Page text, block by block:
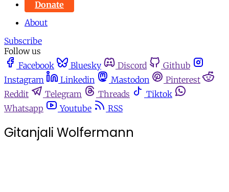
Donate
About
Subscribe
Follow us
Facebook
Bluesky Discord
Github
Instagram
Linkedin Mastodon
Pinterest
Reddit
Telegram Threads
Tiktok
Whatsapp
Youtube RSS
Gitanjali Wolfermann